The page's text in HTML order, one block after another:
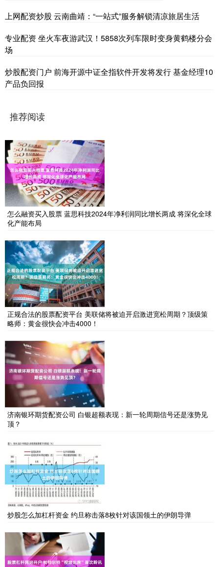
上网配资炒股 云南曲靖：“一站式”服务解锁清凉旅居生活
专业配资 坐火车夜游武汉！5858次列车限时变身黄鹤楼分会
场
炒股配资门户 前海开源中证全指软件开发将发行 基金经理10
产品负回报
推荐阅读
怎么融资买入股票 蓝思科技2024年净利润同比增长两成 将深化全球
化产能布局
正规合法的股票配资平台 美联储将被迫开启激进宽松周期？顶级策
略师：黄金很快会冲击4000！
济南银环期货配资公司 白银超额表现：新一轮周期信号还是涨势见
顶？
炒股怎么加杠杆资金 约旦称击落8枚针对该国领土的伊朗导弹